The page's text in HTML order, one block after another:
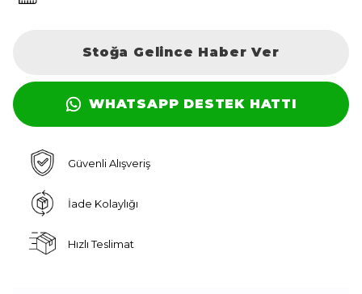
Stoğa Gelince Haber Ver
WHATSAPP DESTEK HATTI
Güvenli Alışveriş
İade Kolaylığı
Hızlı Teslimat